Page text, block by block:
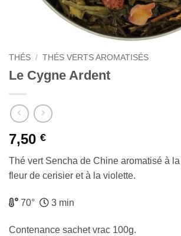
THÉS / THÉS VERTS AROMATISÉS
Le Cygne Ardent
7,50 €
Thé vert Sencha de Chine aromatisé à
fleur de cerisier et à la violette.
70° 3 min
Contenance sachet vrac 100g.